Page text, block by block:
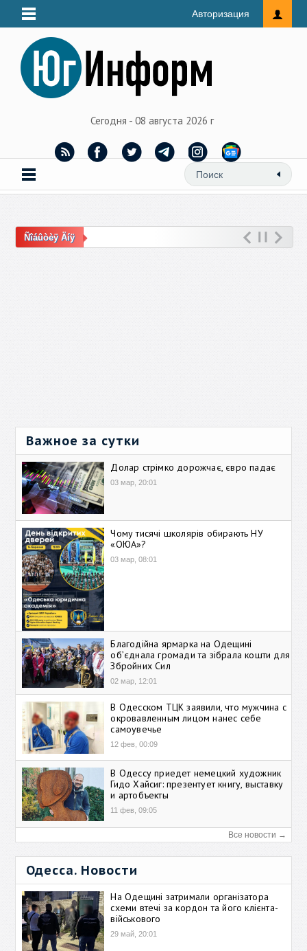
Авторизация
Сегодня - 08 августа 2026 г
Ñîáûòèÿ Äíÿ
Важное за сутки
Долар стрімко дорожчає, євро падає
03 мар, 20:01
Чому тисячі школярів обирають НУ
«ОЮА»?
03 мар, 08:01
Благодійна ярмарка на Одещині
об’єднала громади та зібрала кошти для
Збройних Сил
02 мар, 12:01
В Одесском ТЦК заявили, что мужчина с
окровавленным лицом нанес себе
самоувечье
12 фев, 00:09
В Одессу приедет немецкий художник
Гидо Хайсиг: презентует книгу, выставку
и артобъекты
11 фев, 09:05
Все новости →
Одесса. Новости
На Одещині затримали організатора
схеми втечі за кордон та його клієнта-
військового
29 май, 20:01